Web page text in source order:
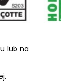
lub na